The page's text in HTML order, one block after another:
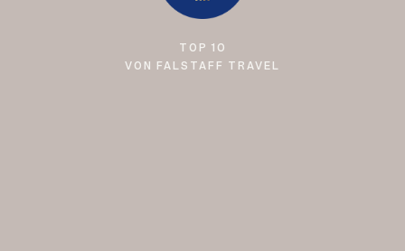
TOP 10
VON FALSTAFF TRAVEL